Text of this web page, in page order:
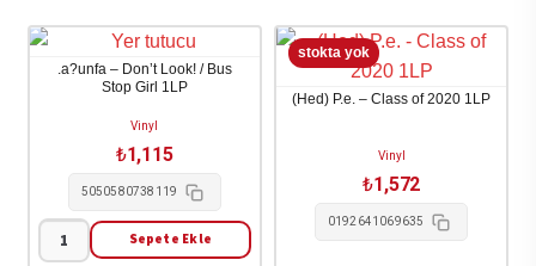
.a?unfa – Don’t Look! / Bus
Stop Girl 1LP
Vinyl
₺1,115
5050580738119
.a?
Sepete Ekle
(Hed) P.e. – Class of 2020 1LP
Vinyl
₺1,572
0192641069635